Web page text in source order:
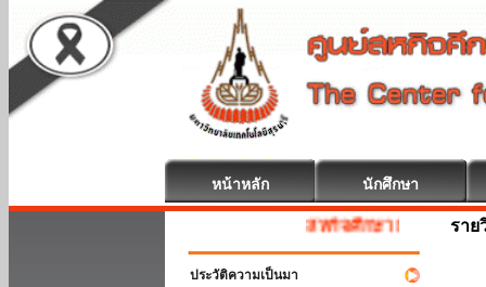
หน้าหลัก นักศึกษา
สหกิจศึกษา ยินดีต้อนรับ
ประวัติความเป็นมา
ราย